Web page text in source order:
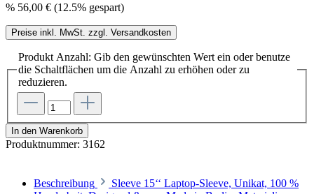
% 56,00 € (12.5% gespart)
Preise inkl. MwSt. zzgl. Versandkosten
Produkt Anzahl: Gib den gewünschten Wert ein oder benutze
die Schaltflächen um die Anzahl zu erhöhen oder zu
reduzieren.
In den Warenkorb
Produktnummer: 3162
Beschreibung
Sleeve 15‘‘ Laptop-Sleeve, Unikat, 100 %